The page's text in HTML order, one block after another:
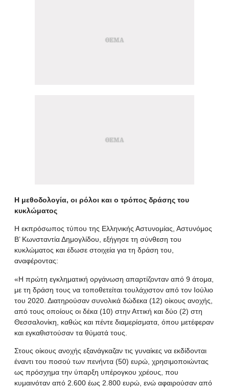
Η μεθοδολογία, οι ρόλοι και ο τρόπος δράσης του
κυκλώματος
Η εκπρόσωπος τύπου της Ελληνικής Αστυνομίας, Αστυνόμος
Β’ Κωνσταντία Δημογλίδου, εξήγησε τη σύνθεση του
κυκλώματος και έδωσε στοιχεία για τη δράση του,
αναφέροντας:
«Η πρώτη εγκληματική οργάνωση απαρτίζονταν από 9 άτομα,
με τη δράση τους να τοποθετείται τουλάχιστον από τον Ιούλιο
του 2020. Διατηρούσαν συνολικά δώδεκα (12) οίκους ανοχής,
από τους οποίους οι δέκα (10) στην Αττική και δύο (2) στη
Θεσσαλονίκη, καθώς και πέντε διαμερίσματα, όπου μετέφεραν
και εγκαθιστούσαν τα θύματά τους.
Στους οίκους ανοχής εξανάγκαζαν τις γυναίκες να εκδίδονται
έναντι του ποσού των πενήντα (50) ευρώ, χρησιμοποιώντας
ως πρόσχημα την ύπαρξη υπέρογκου χρέους, που
κυμαινόταν από 2.600 έως 2.800 ευρώ, ενώ αφαιρούσαν από